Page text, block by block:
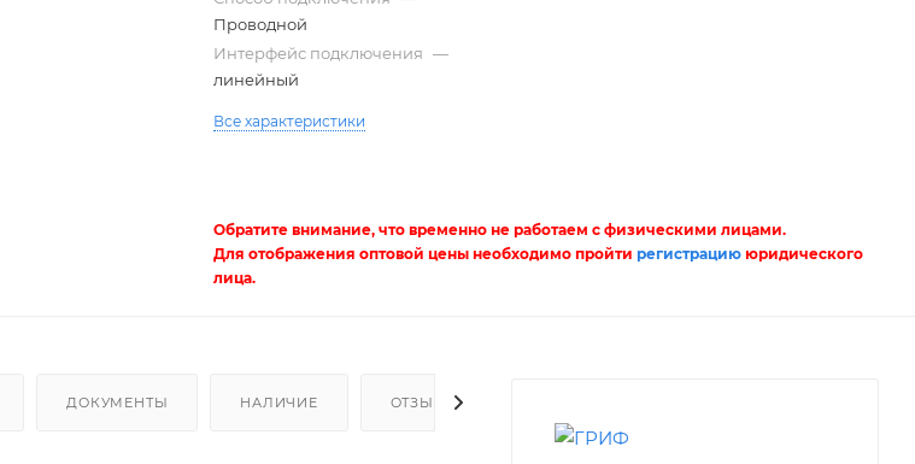
Проводной
Интерфейс подключения —
линейный
Все характеристики
Обратите внимание, что временно не работаем с физическими лицами.
Для отображения оптовой цены необходимо пройтирегистрацию юридического
лица.
ДОКУМЕНТЫ НАЛИЧИЕ ОТЗЫВЫ